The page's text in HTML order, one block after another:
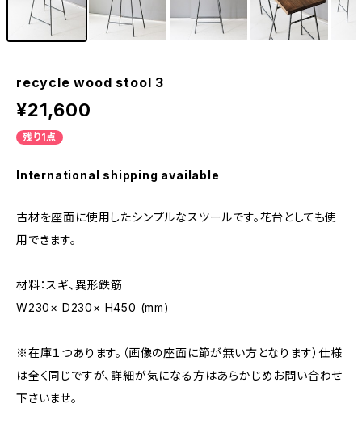
recycle wood stool 3
¥21,600
残り1点
International shipping available
古材を座面に使用したシンプルなスツールです。花台としても使
用できます。
材料：スギ、異形鉄筋
W230× D230× H450 (mm)
※在庫１つあります。（画像の座面に節が無い方となります）仕様
は全く同じですが、詳細が気になる方はあらかじめお問い合わせ
下さいませ。